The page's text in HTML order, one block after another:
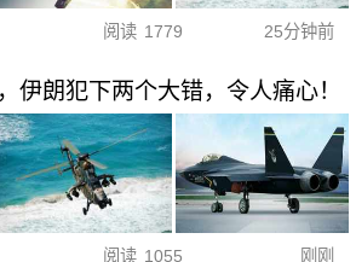
阅读 1779 25分钟前
伊朗犯下两个大错，令人痛心！
阅读 1055 刚刚